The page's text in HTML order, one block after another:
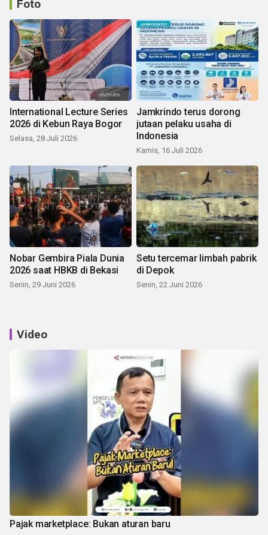
Foto
International Lecture Series
2026 di Kebun Raya Bogor
Selasa, 28 Juli 2026
Jamkrindo terus dorong
jutaan pelaku usaha di
Indonesia
Kamis, 16 Juli 2026
Nobar Gembira Piala Dunia
2026 saat HBKB di Bekasi
Senin, 29 Juni 2026
Setu tercemar limbah pabrik
di Depok
Senin, 22 Juni 2026
Video
Pajak marketplace: Bukan aturan baru